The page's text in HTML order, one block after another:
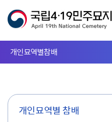
개인묘역별참배
개인묘역별 참배